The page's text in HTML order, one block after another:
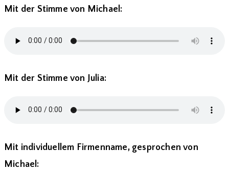
Mit der Stimme von Michael:
Mit der Stimme von Julia:
Mit individuellem Firmenname, gesprochen von
Michael: